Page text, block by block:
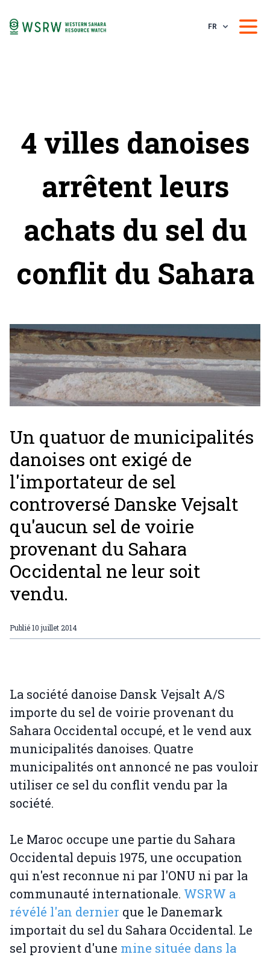
FR
4 villes danoises
arrêtent leurs
achats du sel du
conflit du Sahara
Un quatuor de municipalités
danoises ont exigé de
l'importateur de sel
controversé Danske Vejsalt
qu'aucun sel de voirie
provenant du Sahara
Occidental ne leur soit
vendu.
Publié10 juillet 2014
La société danoise Dansk Vejsalt A/S
importe du sel de voirie provenant du
Sahara Occidental occupé, et le vend aux
municipalités danoises. Quatre
municipalités ont annoncé ne pas vouloir
utiliser ce sel du conflit vendu par la
société.
Le Maroc occupe une partie du Sahara
Occidental depuis 1975, une occupation
qui n'est reconnue ni par l'ONU ni par la
communauté internationale. WSRW a
révélé l'an dernier que le Danemark
importait du sel du Sahara Occidental. Le
sel provient d'une mine située dans la